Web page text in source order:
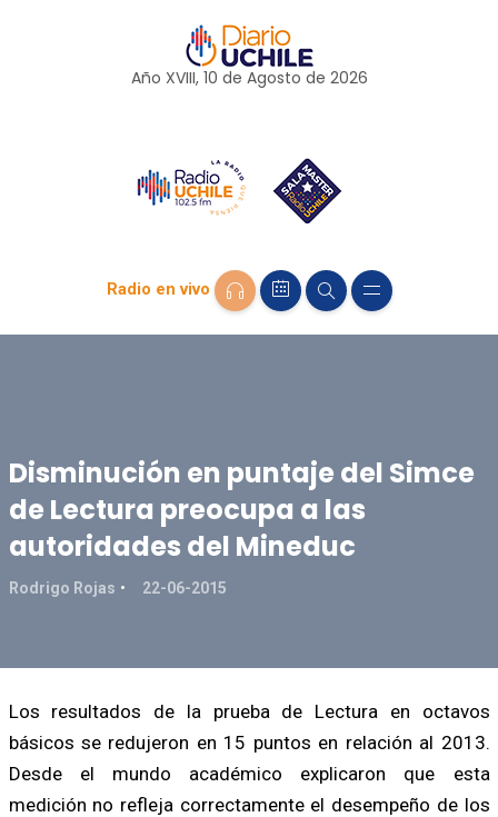
Año XVIII, 10 de Agosto de 2026
Radio en vivo
Disminución en puntaje del Simce
de Lectura preocupa a las
autoridades del Mineduc
Rodrigo Rojas 22-06-2015
Los resultados de la prueba de Lectura en octavos
básicos se redujeron en 15 puntos en relación al 2013.
Desde el mundo académico explicaron que esta
medición no refleja correctamente el desempeño de los